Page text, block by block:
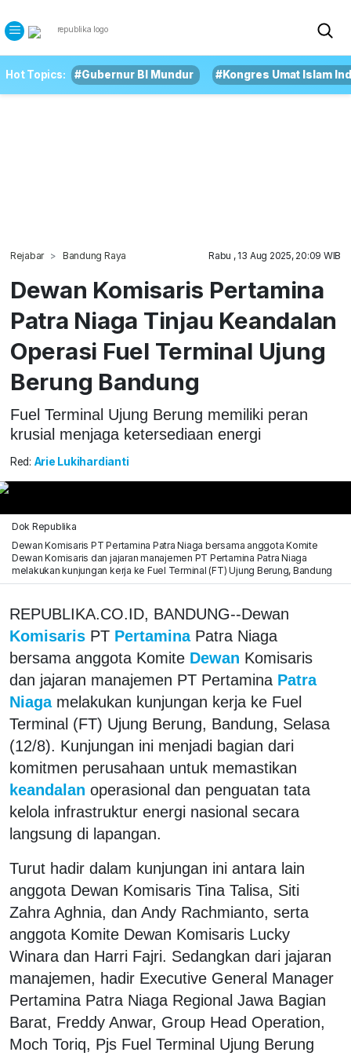
Hot Topics: #Gubernur BI Mundur #Kongres Umat Islam
Rejabar Bandung Raya Rabu , 13 Aug 2025, 20:09 WIB
Dewan Komisaris Pertamina
Patra Niaga Tinjau Keandalan
Operasi Fuel Terminal Ujung
Berung Bandung
Fuel Terminal Ujung Berung memiliki peran
krusial menjaga ketersediaan energi
Red: Arie Lukihardianti
Dok Republika
Dewan Komisaris PT Pertamina Patra Niaga bersama anggota Komite
Dewan Komisaris dan jajaran manajemen PT Pertamina Patra Niaga
melakukan kunjungan kerja ke Fuel Terminal (FT) Ujung Berung, Bandung
REPUBLIKA.CO.ID, BANDUNG--Dewan
Komisaris PT Pertamina Patra Niaga
bersama anggota Komite Dewan Komisaris
dan jajaran manajemen PT Pertamina Patra
Niaga melakukan kunjungan kerja ke Fuel
Terminal (FT) Ujung Berung, Bandung, Selasa
(12/8). Kunjungan ini menjadi bagian dari
komitmen perusahaan untuk memastikan
keandalan operasional dan penguatan tata
kelola infrastruktur energi nasional secara
langsung di lapangan.
Turut hadir dalam kunjungan ini antara lain
anggota Dewan Komisaris Tina Talisa, Siti
Zahra Aghnia, dan Andy Rachmianto, serta
anggota Komite Dewan Komisaris Lucky
Winara dan Harri Fajri. Sedangkan dari jajaran
manajemen, hadir Executive General Manager
Pertamina Patra Niaga Regional Jawa Bagian
Barat, Freddy Anwar, Group Head Operation,
Moch Toriq, Pjs Fuel Terminal Ujung Berung